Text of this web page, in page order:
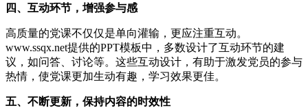
四、互动环节，增强参与感
高质量的党课不仅仅是单向灌输，更应注重互动。
www.ssqx.net提供的PPT模板中，多数设计了互动环节的建
议，如问答、讨论等。这些互动设计，有助于激发党员的参与
热情，使党课更加生动有趣，学习效果更佳。
五、不断更新，保持内容的时效性